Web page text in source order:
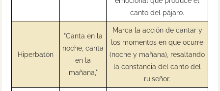
canto del pájaro.
Hiperbatón
"Canta en la
noche, canta
en la
mañana,"
Marca la acción de cantar y
los momentos en que ocurre
(noche y mañana), resaltando
la constancia del canto del
ruiseñor.